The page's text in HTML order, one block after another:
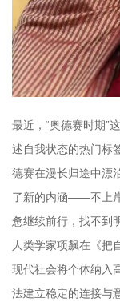
最近，“奥德赛时期”
述自我状态的热门标
德赛在漫长归途中漂
了新的内涵——不上
惫继续前行，找不到
人类学家项飙在《把
现代社会将个体纳入
法建立稳定的连接与